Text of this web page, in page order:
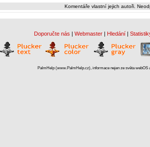
Komentáře vlastní jejich autoři.
Doporučte nás | Webmaster | Hledání |
PalmHelp (www.PalmHelp.cz), informace nejen ze světa